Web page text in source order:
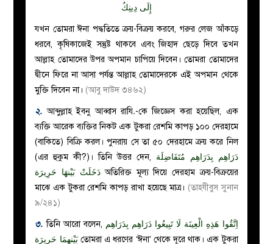
إِلَى دِينِكُ
যখন তোমরা ঈনা পদ্ধতিতে ক্রয়-বিক্রয় করবে, গরুর লেজ আঁকড়ে
ধরবে, কৃষিকাজেই সন্তুষ্ট থাকবে এবং জিহাদ ছেড়ে দিবে তখন
আল্লাহ তোমাদের উপর অপমান চাপিয়ে দিবেন। তোমরা তোমাদের
দ্বীনে ফিরে না আসা পর্যন্ত আল্লাহ তোমাদেরকে এই অপমান থেকে
মুক্তি দিবেন না। (আবু দাউদ ৩৪৬২)
২. আব্দুল্লাহ ইবনু আব্বাস রাযি.-কে জিজ্ঞেস করা হয়েছিল, এক
ব্যক্তি আরেক ব্যক্তির নিকট এক টুকরা রেশমি কাপড় ১০০ দেরহামে
(বাকিতে) বিক্রি করল। পুনরায় সে তা ৫০ দেরহামে ক্রয় করে নিল
(এর হুকুম কী?)। তিনি উত্তর দেন, دَرَاهِم بِدَرَاهِم مُتَفَاضِلَة
دَخَلَتْ بَيْنهَا حَرِيرَةঅতিরিক্ত মূল্য দিয়ে দেরহাম ক্রয়-বিক্রয়ের
মাঝে এক টুকরা রেশমি কাপড় রাখা হয়েছে মাত্র। (তাহযীবুস সুনান
৯/২৪১)
৩. তিনি আরো বলেন, اِتَّقُوا هَذِهِ الْعِينَة لَا تَبِيعُوا دَرَاهِم بِدَرَاهِم
بَيْنهمَا حَرِيرَةতোমরা এ ধরণের ‘ঈনা’ থেকে দূরে থাক। এক টুকরা